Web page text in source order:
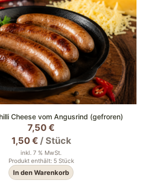
Cheese vom Angusrind (gefroren)
7,50€
1,50€ /Stück
inkl. 7 % MwSt.
Produkt enthält: 5 Stück
In den Warenkorb